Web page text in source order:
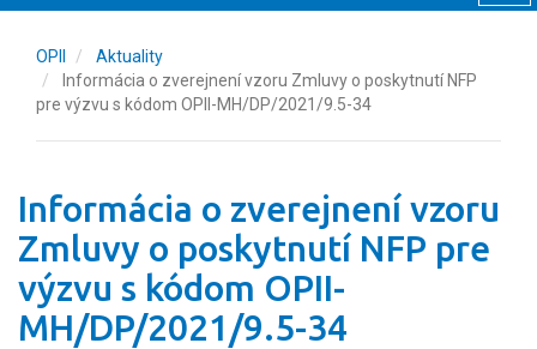
OPII
Aktuality
Informácia o zverejnení vzoru Zmluvy o poskytnutí NFP
pre výzvu s kódom OPII-MH/DP/2021/9.5-34
Informácia o zverejnení vzoru
Zmluvy o poskytnutí NFP pre
výzvu s kódom OPII-
MH/DP/2021/9.5-34